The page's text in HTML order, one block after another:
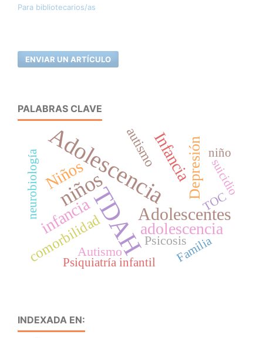
Para bibliotecarios/as
ENVIAR UN ARTÍCULO
PALABRAS CLAVE
TDAH
Adolescencia
niños
Adolescentes
Infancia
adolescencia
Niños
infancia
Depresión
comorbilidad
autismo
Autismo
Psicosis
TOC
Familia
Psiquiatría infantil
neurobiología suicidio
niño
INDEXADA EN: